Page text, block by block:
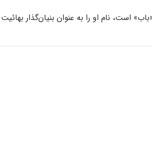
است، نام او را به عنوان بنیان‌گذار بهائیت